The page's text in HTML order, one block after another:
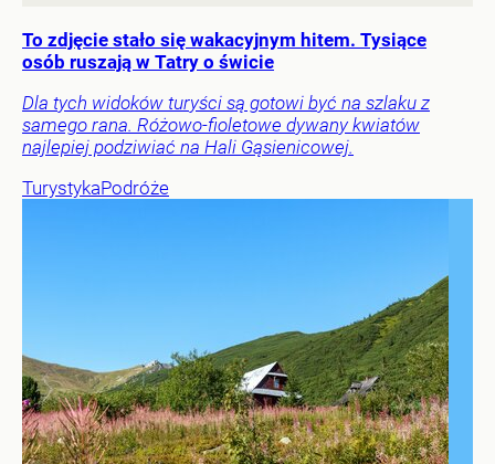
To zdjęcie stało się wakacyjnym hitem. Tysiące
osób ruszają w Tatry o świcie
Dla tych widoków turyści są gotowi być na szlaku z
samego rana. Różowo-fioletowe dywany kwiatów
najlepiej podziwiać na Hali Gąsienicowej.
TurystykaPodróże